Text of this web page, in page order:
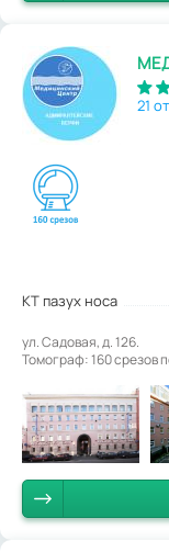
21
КТ пазух носа
ул. Садовая, д. 126.
Томограф: 160 срезов